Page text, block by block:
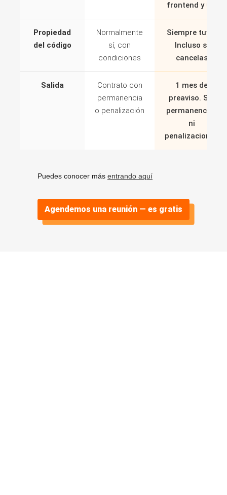
frontend y QA
Propiedad
del código
Normalmente
sí, con
condiciones
Siempre tuyo.
Incluso si
cancelas
Salida
Contrato con
permanencia
o penalización
1 mes de
preaviso. Sin
permanencias
ni
penalizaciones
Puedes conocer más entrando aquí
Agendemos una reunión — es gratis